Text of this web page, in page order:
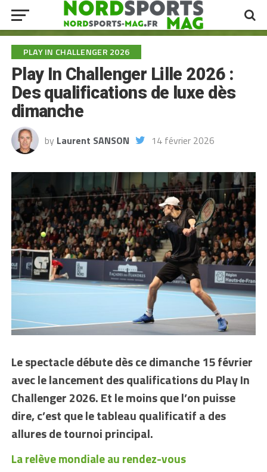
PLAY IN CHALLENGER 2026
Play In Challenger Lille 2026 :
Des qualifications de luxe dès
dimanche
by Laurent SANSON 14 février 2026
Le spectacle débute dès ce dimanche 15 février
avec le lancement des qualifications du Play In
Challenger 2026. Et le moins que l’on puisse
dire, c’est que le tableau qualificatif a des
allures de tournoi principal.
La relève mondiale au rendez-vous